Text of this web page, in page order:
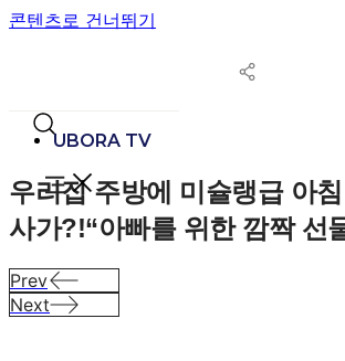
콘텐츠로 건너뛰기
UBORA TV
우리집 주방에 미슐랭급 아
사가?!“아빠를 위한 깜짝 선
Prev
Next